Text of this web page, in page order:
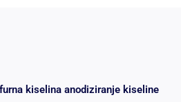
kiselina anodiziranje kiseline